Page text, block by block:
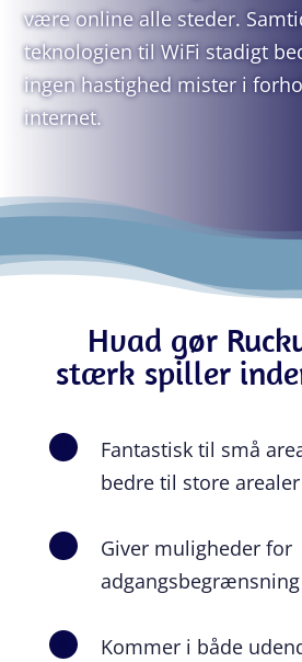
være online alle steder.
teknologien til WiFi stadigt
ingen hastighed mister i
internet.
Hvad gør
stærk spiller
Fantastisk til små
bedre til store arealer
Giver muligheder for
Kommer i både